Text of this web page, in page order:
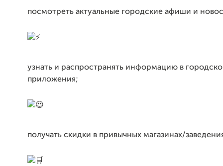
посмотреть актуальные городские афиши и
узнать и распространять информацию в
приложения;
получать скидки в привычных магазинах/